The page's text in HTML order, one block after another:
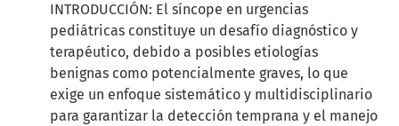
INTRODUCCIÓN: El síncope en urgencias
pediátricas constituye un desafío diagnóstico y
terapéutico, debido a posibles etiologías
benignas como potencialmente graves, lo que
exige un enfoque sistemático y multidisciplinario
para garantizar la detección temprana y el manejo